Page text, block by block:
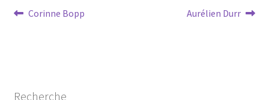
Navigation
Article
Corinne Bopp
Article
Aurélien Durr
Recherche